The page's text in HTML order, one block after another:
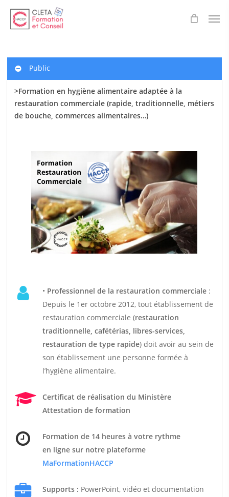
main
Public
>Formation en hygiène alimentaire adaptée à la
restauration commerciale (rapide, traditionnelle, métiers
de bouche, commerces alimentaires…)
• Professionnel de la restauration commerciale:
Depuis le 1er octobre 2012, tout établissement de
restauration commerciale (restauration
traditionnelle, cafétérias, libres-services,
restauration de type rapide) doit avoir au sein de
son établissement une personne formée à
l’hygiène alimentaire.
Certificat de réalisation du Ministère
Attestation de formation
Formation de 14 heures à votre rythme
en ligne sur notre plateforme
MaFormationHACCP
Supports : PowerPoint, vidéo et documentation